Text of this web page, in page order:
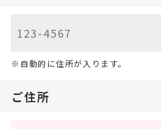
自動的に住所が入ります。
ご住所